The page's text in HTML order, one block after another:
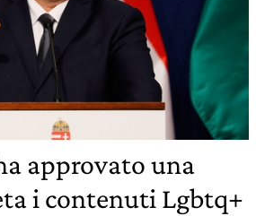
approvato una
i contenuti Lgbtq+